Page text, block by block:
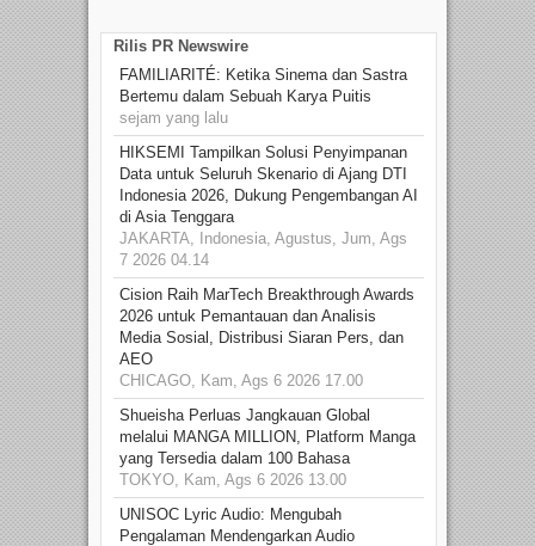
Rilis PR Newswire
FAMILIARITÉ: Ketika Sinema dan Sastra
Bertemu dalam Sebuah Karya Puitis
sejam yang lalu
HIKSEMI Tampilkan Solusi Penyimpanan
Data untuk Seluruh Skenario di Ajang DTI
Indonesia 2026, Dukung Pengembangan AI
di Asia Tenggara
JAKARTA, Indonesia, Agustus, Jum, Ags
7 2026 04.14
Cision Raih MarTech Breakthrough Awards
2026 untuk Pemantauan dan Analisis
Media Sosial, Distribusi Siaran Pers, dan
AEO
CHICAGO, Kam, Ags 6 2026 17.00
Shueisha Perluas Jangkauan Global
melalui MANGA MILLION, Platform Manga
yang Tersedia dalam 100 Bahasa
TOKYO, Kam, Ags 6 2026 13.00
UNISOC Lyric Audio: Mengubah
Pengalaman Mendengarkan Audio